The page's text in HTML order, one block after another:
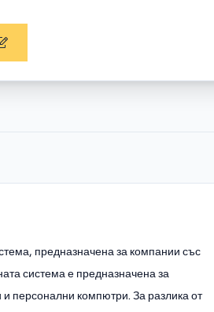
предназначена за компании със
система е предназначена за
персонални компютри. За разлика от